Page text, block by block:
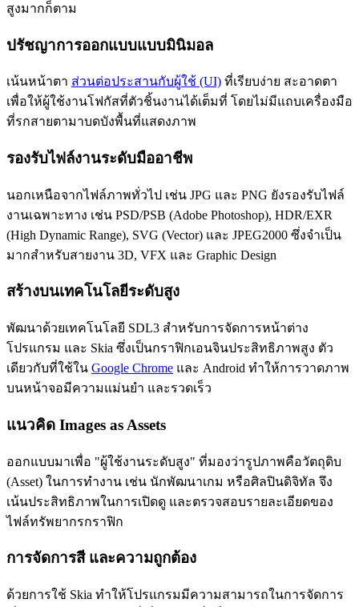
สูงมากก็ตาม
ปรัชญาการออกแบบแบบมินิมอล
เน้นหน้าตา ส่วนต่อประสานกับผู้ใช้ (UI) ที่เรียบง่าย สะอาดตา
เพื่อให้ผู้ใช้งานโฟกัสที่ตัวชิ้นงานได้เต็มที่ โดยไม่มีแถบเครื่องมือ
ที่รกสายตามาบดบังพื้นที่แสดงภาพ
รองรับไฟล์งานระดับมืออาชีพ
นอกเหนือจากไฟล์ภาพทั่วไป เช่น JPG และ PNG ยังรองรับไฟล์
งานเฉพาะทาง เช่น PSD/PSB (Adobe Photoshop), HDR/EXR
(High Dynamic Range), SVG (Vector) และ JPEG2000 ซึ่งจำเป็น
มากสำหรับสายงาน 3D, VFX และ Graphic Design
สร้างบนเทคโนโลยีระดับสูง
พัฒนาด้วยเทคโนโลยี SDL3 สำหรับการจัดการหน้าต่าง
โปรแกรม และ Skia ซึ่งเป็นกราฟิกเอนจินประสิทธิภาพสูง ตัว
เดียวกับที่ใช้ใน Google Chrome และ Android ทำให้การวาดภาพ
บนหน้าจอมีความแม่นยำ และรวดเร็ว
แนวคิด Images as Assets
ออกแบบมาเพื่อ "ผู้ใช้งานระดับสูง" ที่มองว่ารูปภาพคือวัตถุดิบ
(Asset) ในการทำงาน เช่น นักพัฒนาเกม หรือศิลปินดิจิทัล จึง
เน้นประสิทธิภาพในการเปิดดู และตรวจสอบรายละเอียดของ
ไฟล์ทรัพยากรกราฟิก
การจัดการสี และความถูกต้อง
ด้วยการใช้ Skia ทำให้โปรแกรมมีความสามารถในการจัดการ